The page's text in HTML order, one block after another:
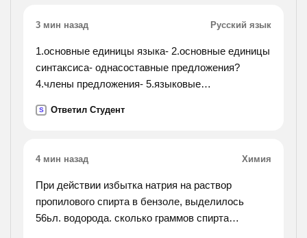
3 мин назад Русский язык
1.основные единицы языка- 2.основные единицы
синтаксиса- однасоставные предложения?
4.члены предложения- 5.языковые
вставить про пущенные слова на месте"__"
S Ответил Студент
4 мин назад Химия
При действии избытка натрия на раствор
пропилового спирта в бензоле, выделилось
56ьл. водорода. сколько граммов спирта